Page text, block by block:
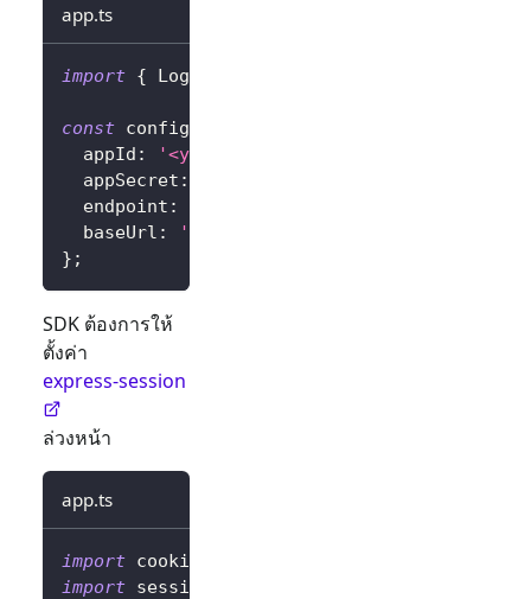
app.ts
import { LogtoExpressConfig
const config
  appId
: '<your-application-id>'
  appSecret
:
  endpoint
:
  baseUrl
: '<your-express-app-base-url>'
} ;
SDK ต้องการให้
ตั้งค่า
express-session
ล่วงหน้า
app.ts
import cookieParser
import session